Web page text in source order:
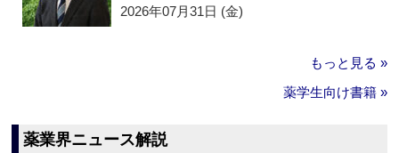
2026年07月31日 (金)
もっと見る »
薬学生向け書籍 »
薬業界ニュース解説